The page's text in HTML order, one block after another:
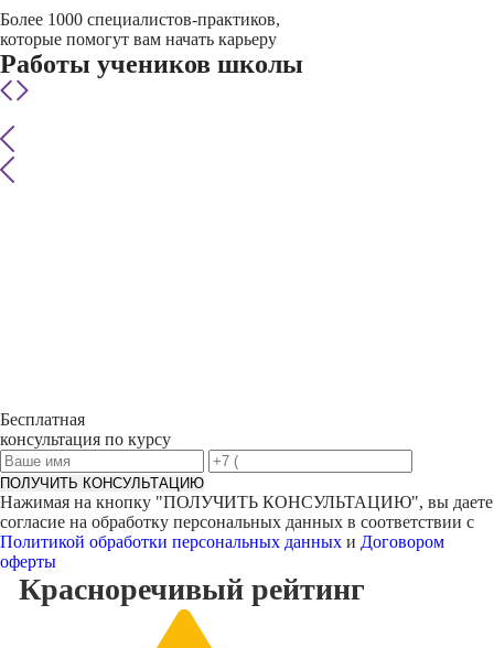
Более 1000 специалистов-практиков,
которые помогут вам начать карьеру
Работы учеников школы
Бесплатная
консультация по курсу
ПОЛУЧИТЬ КОНСУЛЬТАЦИЮ
Нажимая на кнопку "ПОЛУЧИТЬ КОНСУЛЬТАЦИЮ", вы даете
согласие на обработку персональных данных в соответствии с
Политикой обработки персональных данных и Договором
оферты
Красноречивый рейтинг